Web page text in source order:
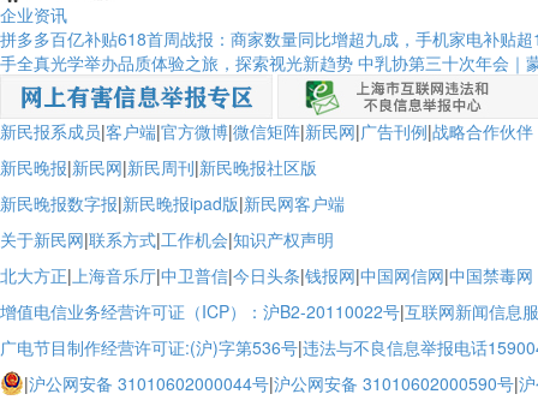
企业资讯
拼多多百亿补贴618首周战报：商家数量同比增超九成，手机家电补贴
手全真光学举办品质体验之旅，探索视光新趋势 中乳协第三十次年会｜
新民报系成员|客户端|官方微博|微信矩阵|新民网|广告刊例|战略合作伙伴
新民晚报|新民网|新民周刊|新民晚报社区版
新民晚报数字报|新民晚报ipad版|新民网客户端
关于新民网|联系方式|工作机会|知识产权声明
北大方正| 上海音乐厅|中卫普信|今日头条|钱报网|中国网信网|中国禁毒网
增值电信业务经营许可证（ICP）：沪B2-20110022号|互联网新闻信息
广电节目制作经营许可证:(沪)字第536号|违法与不良信息举报电话
|沪公网安备 31010602000044号|沪公网安备 31010602000590号|